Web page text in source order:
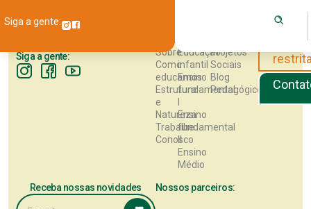
Siga a gente:
Siga a gente:
INSTITUCIONAL
Sobre
Como
educamos
Estrutura
e
Natureza
Trabalhe
Conosco
Educação
infantil
Ensino
fundamental
Ensino
fundamental
II
Ensino
Médio
Blog
Pedagógico
Projetos
Sociais
Receba nossas novidades Nossos parceiros: